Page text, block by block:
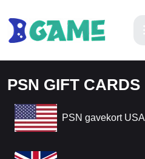
PSN GIFT CARDS
PSN gavekort USA